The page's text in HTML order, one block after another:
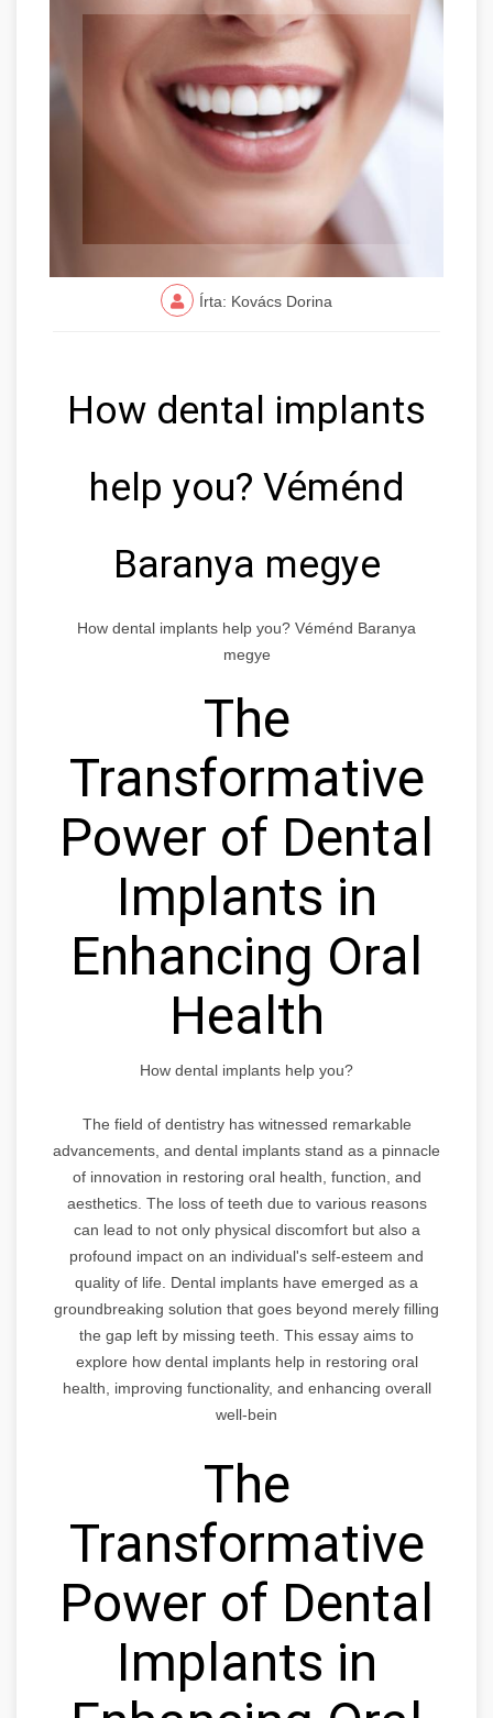
Írta: Kovács Dorina
How dental implants
help you? Véménd
Baranya megye
How dental implants help you? Véménd Baranya
megye
The
Transformative
Power of Dental
Implants in
Enhancing Oral
Health
How dental implants help you?
The field of dentistry has witnessed remarkable
advancements, and dental implants stand as a pinnacle
of innovation in restoring oral health, function, and
aesthetics. The loss of teeth due to various reasons
can lead to not only physical discomfort but also a
profound impact on an individual's self-esteem and
quality of life. Dental implants have emerged as a
groundbreaking solution that goes beyond merely filling
the gap left by missing teeth. This essay aims to
explore how dental implants help in restoring oral
health, improving functionality, and enhancing overall
well-bein
The
Transformative
Power of Dental
Implants in